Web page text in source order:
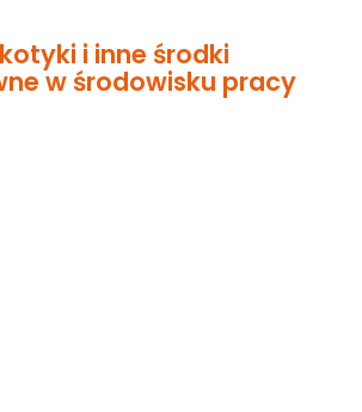
i inne środki
w środowisku pracy